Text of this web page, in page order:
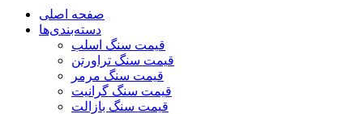
صفحه اصلی
دسته‌بندی‌ها
قیمت سنگ اسلب
قیمت سنگ تراورتن
قیمت سنگ مرمر
قیمت سنگ گرانیت
قیمت سنگ بازالت